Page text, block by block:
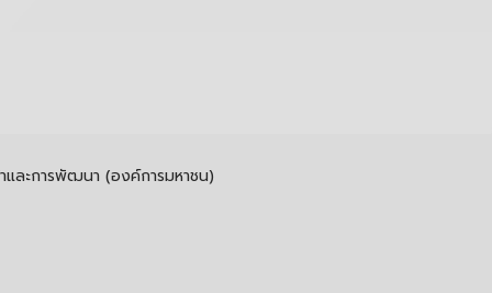
และการพัฒนา (องค์การมหาชน)